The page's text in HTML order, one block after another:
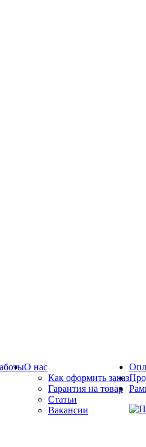
О нас
Как оформить заказ
Гарантия на товар
Статьи
Вакансии